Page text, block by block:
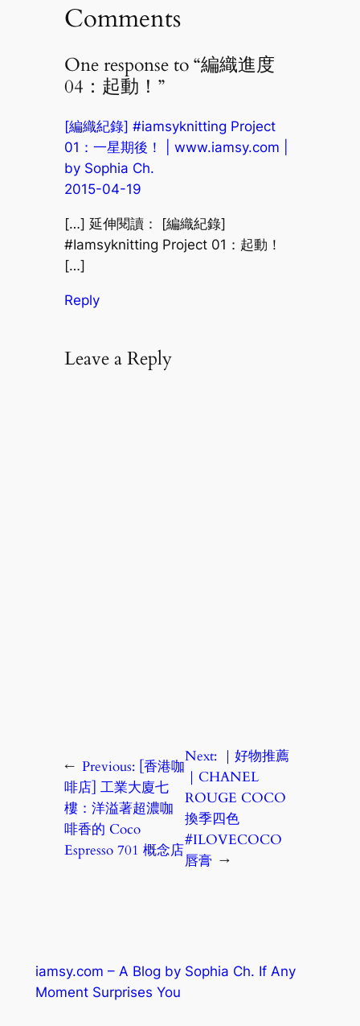
Comments
One response to “編織進度
04：起動！”
[編織紀錄] #iamsyknitting Project
01：一星期後！ | www.iamsy.com |
by Sophia Ch.
2015-04-19
[…] 延伸閱讀： [編織紀錄]
#Iamsyknitting Project 01：起動！
[…]
Reply
Leave a Reply
← Previous: [香港咖
啡店] 工業大廈七
樓：洋溢著超濃咖
啡香的 Coco
Espresso 701 概念店
Next: ｜好物推薦
｜CHANEL
ROUGE COCO
換季四色
#ILOVECOCO
唇膏 →
iamsy.com – A Blog by Sophia Ch. If Any
Moment Surprises You